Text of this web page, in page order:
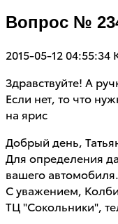
Вопрос №
2015-05-12 04:55:34
Здравствуйте! А
Если нет, то что
на ярис
Добрый день,
Для определения
вашего автомобиля.
С уважением,
ТЦ "Сокольники",